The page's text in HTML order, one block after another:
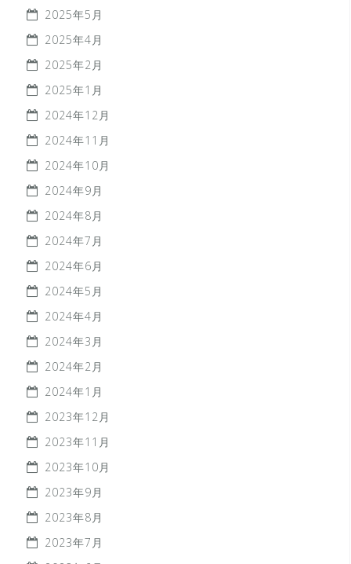
2025年5月
2025年4月
2025年2月
2025年1月
2024年12月
2024年11月
2024年10月
2024年9月
2024年8月
2024年7月
2024年6月
2024年5月
2024年4月
2024年3月
2024年2月
2024年1月
2023年12月
2023年11月
2023年10月
2023年9月
2023年8月
2023年7月